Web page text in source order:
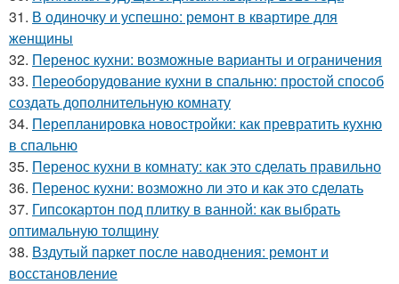
31. В одиночку и успешно: ремонт в квартире для
женщины
32. Перенос кухни: возможные варианты и ограничения
33. Переоборудование кухни в спальню: простой способ
создать дополнительную комнату
34. Перепланировка новостройки: как превратить кухню
в спальню
35. Перенос кухни в комнату: как это сделать правильно
36. Перенос кухни: возможно ли это и как это сделать
37. Гипсокартон под плитку в ванной: как выбрать
оптимальную толщину
38. Вздутый паркет после наводнения: ремонт и
восстановление